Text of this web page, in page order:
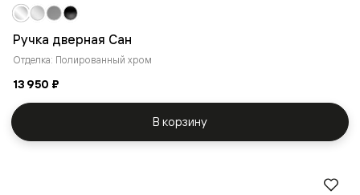
Ручка дверная Сан
Отделка: Полированный хром
13 950 ₽
В корзину